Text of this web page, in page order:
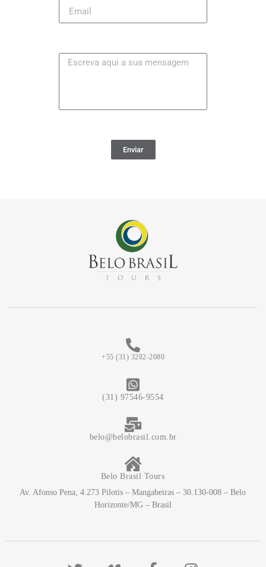
Enviar
+55 (31) 3282-2080
(31) 97546-9554
belo@belobrasil.com.br
Belo Brasil Tours
Av. Afonso Pena, 4.273 Pilotis – Mangabeiras – 30.130-008 – Belo
Horizonte/MG – Brasil